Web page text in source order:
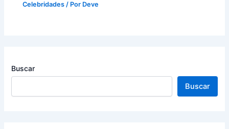
Celebridades / Por Deve
Buscar
Buscar